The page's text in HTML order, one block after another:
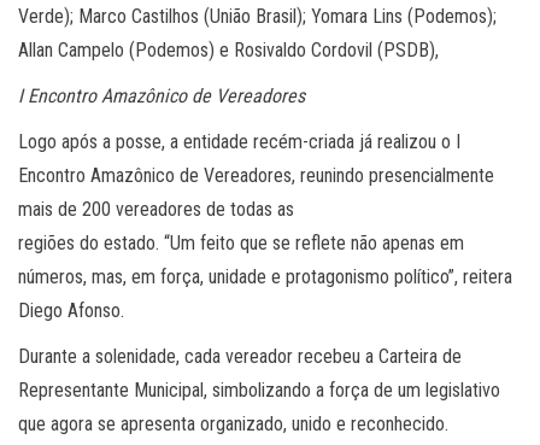
Verde); Marco Castilhos (União Brasil); Yomara Lins (Podemos);
Allan Campelo (Podemos) e Rosivaldo Cordovil (PSDB),
I Encontro Amazônico de Vereadores
Logo após a posse, a entidade recém-criada já realizou o I
Encontro Amazônico de Vereadores, reunindo presencialmente
mais de 200 vereadores de todas as
regiões do estado. “Um feito que se reflete não apenas em
números, mas, em força, unidade e protagonismo político”, reitera
Diego Afonso.
Durante a solenidade, cada vereador recebeu a Carteira de
Representante Municipal, simbolizando a força de um legislativo
que agora se apresenta organizado, unido e reconhecido.